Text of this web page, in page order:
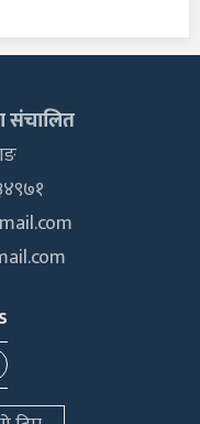
संचालित